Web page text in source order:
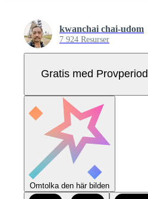
kwanchai chai-udom
7 924 Resurser
Gratis med Provperiod
Omtolka den här bilden